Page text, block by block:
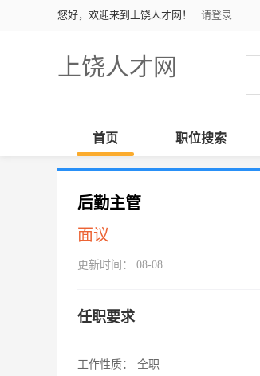
您好，欢迎来到上饶人才网！ 请登录
上饶人才网
首页 职位搜索
后勤主管
面议
更新时间： 08-08
任职要求
工作性质：
全职